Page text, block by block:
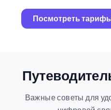
Посмотреть
Важные советы для